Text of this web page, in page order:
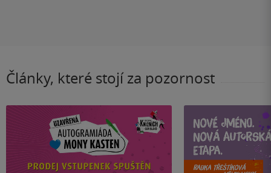
Články, které stojí za pozornost